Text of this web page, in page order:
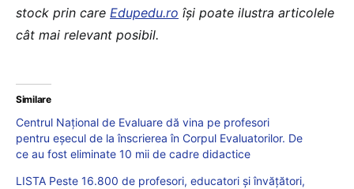
stock prin care Edupedu.ro îşi poate ilustra articolele
cât mai relevant posibil.
Similare
Centrul Național de Evaluare dă vina pe profesori
pentru eșecul de la înscrierea în Corpul Evaluatorilor. De
ce au fost eliminate 10 mii de cadre didactice
LISTA Peste 16.800 de profesori, educatori și învățători,